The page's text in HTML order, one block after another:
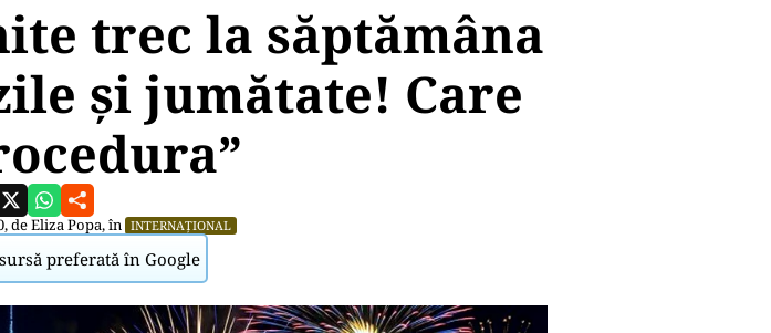
trec la săptămâna
şi jumătate! Care
deEliza Popa, în INTERNAȚIONAL
preferată în Google